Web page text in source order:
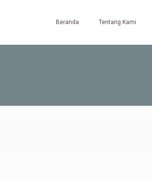
Beranda Tentang Kami